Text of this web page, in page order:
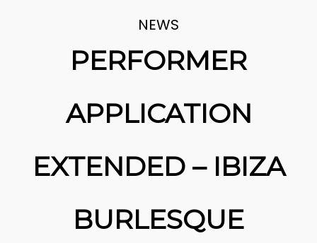
NEWS
PERFORMER
APPLICATION
EXTENDED – IBIZA
BURLESQUE